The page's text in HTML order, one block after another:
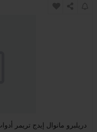
دريلبرو مانوال إيدج تريمر